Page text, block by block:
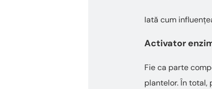
Iată cum
Activator
Fie ca parte
plantelor. În